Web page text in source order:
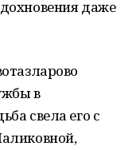
даже
в
свела его с